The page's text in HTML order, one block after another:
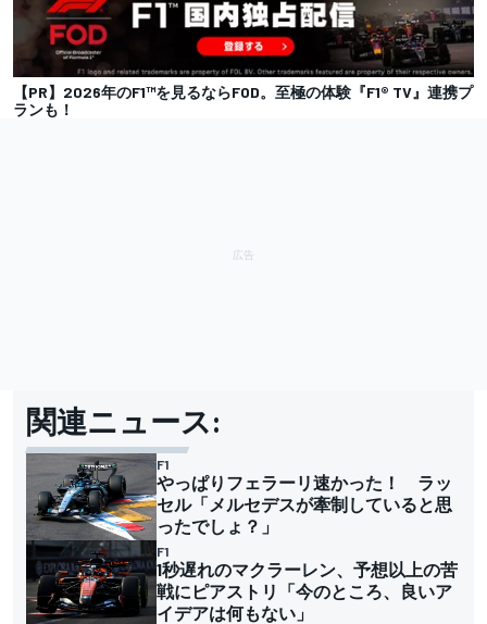
【PR】2026年のF1™を見るならFOD。至極の体験『F1® TV』連携プ
ランも！
関連ニュース:
F1
やっぱりフェラーリ速かった！ ラッ
セル「メルセデスが牽制していると思
ったでしょ？」
F1
1秒遅れのマクラーレン、予想以上の苦
戦にピアストリ「今のところ、良いア
イデアは何もない」